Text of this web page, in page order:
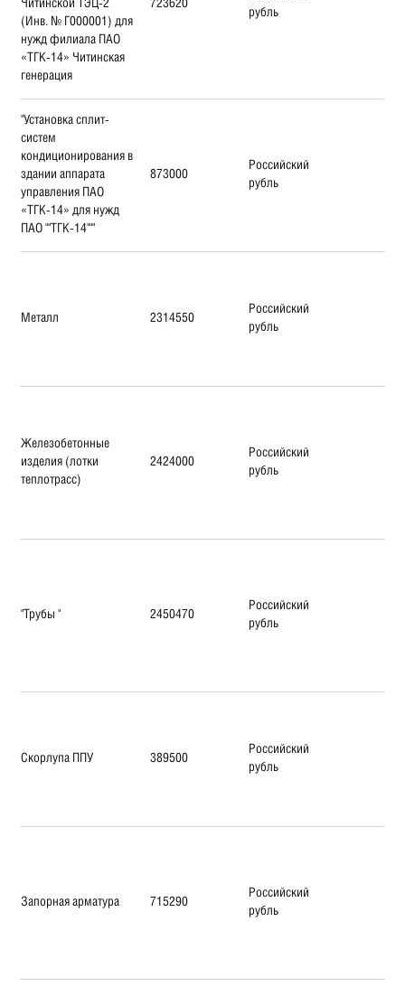
(Инв. № Г000001) для
нужд филиала ПАО
«ТГК-14» Читинская
генерация
рубль
"Установка сплит-
систем
кондиционирования в
здании аппарата
управления ПАО
«ТГК-14» для нужд
ПАО ""ТГК-14"""
873000
Российский
рубль
Металл 2314550
Российский
рубль
Железобетонные
изделия (лотки
теплотрасс)
2424000
Российский
рубль
"Трубы " 2450470
Российский
рубль
Скорлупа ППУ 389500
Российский
рубль
Запорная арматура 715290
Российский
рубль